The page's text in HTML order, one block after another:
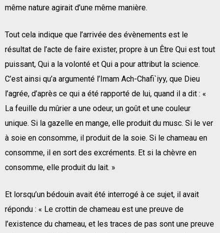
même nature agirait d’une même manière.
Tout cela indique que l’arrivée des évènements est le
résultat de l’acte de faire exister, propre à un Être Qui est tout
puissant, Qui a la volonté et Qui a pour attribut la science.
C’est ainsi qu’a argumenté l’Imam Ach-Chafi`iyy, que Dieu
l’agrée, d’après ce qui a été rapporté de lui, quand il a dit : «
La feuille du mûrier a une odeur, un goût et une couleur
unique. Si la gazelle en mange, elle produit du musc. Si le ver
à soie en consomme, il produit de la soie. Si le chameau en
consomme, il en sort des excréments. Et si la chèvre en
consomme, elle produit du lait. »
Et lorsqu’un bédouin avait été interrogé à ce sujet, il avait
répondu : « Le crottin de chameau est une preuve de
l’existence du chameau, et les traces de pas sont une preuve